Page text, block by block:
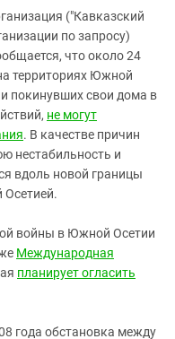
("Кавказский
по запросу)
что около 24
территориях Южной
покинувших свои дома в
не могут
. В качестве причин
нестабильность и
вдоль новой границы
Осетией.
войны в Южной Осетии
Международная
планирует огласить
года обстановка между